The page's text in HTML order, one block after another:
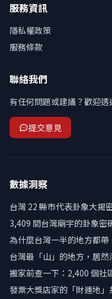
服務資訊
隱私權政策
服務條款
聯絡我們
有任何問題或建議？歡迎透
提交意見
數據洞察
台灣 22 縣市代表卦象大揭
3,409 間台灣廟宇的卦象密
為什麼台灣一半的地方都帶
台灣最「山」的地方，居然
搬家前查一下：2,400 個社
發票大獎店家的「財運地」